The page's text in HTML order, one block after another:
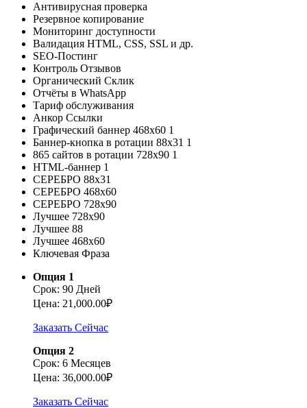
Антивирусная проверка
Резервное копирование
Мониторинг доступности
Валидация HTML, CSS, SSL и др.
SEO-Постинг
Контроль Отзывов
Органический Склик
Отчёты в WhatsApp
Тариф обслуживания
Анкор Ссылки
Графический баннер 468x60 1
Баннер-кнопка в ротации 88х31 1
865 сайтов в ротации 728х90 1
HTML-баннер 1
СЕРЕБРО 88х31
СЕРЕБРО 468х60
СЕРЕБРО 728х90
Лучшее 728х90
Лучшее 88
Лучшее 468х60
Ключевая Фраза
Опция 1
Срок: 90 Дней
Цена: 21,000.00₽
Заказать Сейчас
Опция 2
Срок: 6 Месяцев
Цена: 36,000.00₽
Заказать Сейчас